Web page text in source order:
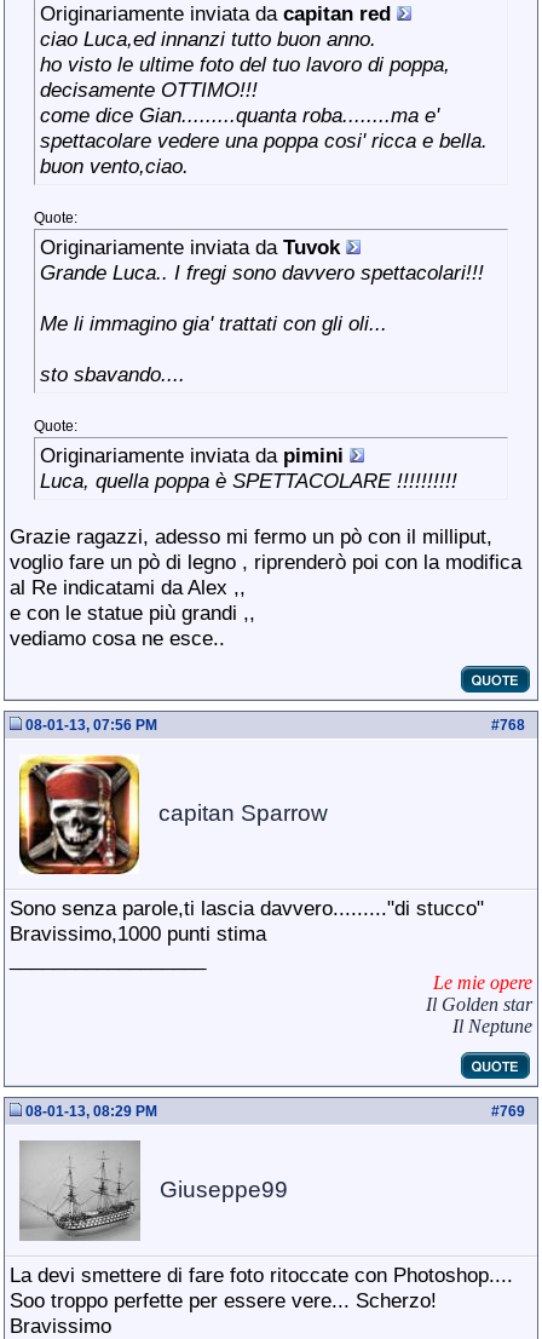
Originariamente inviata da capitan red
ciao Luca,ed innanzi tutto buon anno.
ho visto le ultime foto del tuo lavoro di poppa,
decisamente OTTIMO!!!
come dice Gian.........quanta roba........ma e'
spettacolare vedere una poppa cosi' ricca e bella.
buon vento,ciao.
Quote:
Originariamente inviata da Tuvok
Grande Luca.. I fregi sono davvero spettacolari!!!
Me li immagino gia' trattati con gli oli...
sto sbavando....
Quote:
Originariamente inviata da pimini
Luca, quella poppa è SPETTACOLARE !!!!!!!!!!
Grazie ragazzi, adesso mi fermo un pò con il milliput,
voglio fare un pò di legno , riprenderò poi con la modifica
al Re indicatami da Alex ,,
e con le statue più grandi ,,
vediamo cosa ne esce..
#768
08-01-13, 07:56 PM
capitan Sparrow
Sono senza parole,ti lascia davvero........."di stucco"
Bravissimo,1000 punti stima
Le mie opere
Il Golden star
Il Neptune
#769
08-01-13, 08:29 PM
Giuseppe99
La devi smettere di fare foto ritoccate con Photoshop....
Soo troppo perfette per essere vere... Scherzo!
Bravissimo